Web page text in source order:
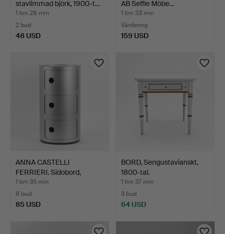
stavlimmad björk, 1900-t…
1 tim 28 min
2 bud
48 USD
AB Seffle Möbe…
1 tim 33 min
Värdering
159 USD
ANNA CASTELLI
FERRIERI. Sidobord,
"Componi…
1 tim 35 min
8 bud
85 USD
BORD, Sengustavianskt,
1800-tal.
1 tim 37 min
3 bud
64 USD